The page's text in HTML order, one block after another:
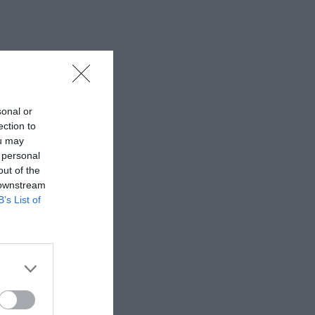
or
to
may
of the
List of